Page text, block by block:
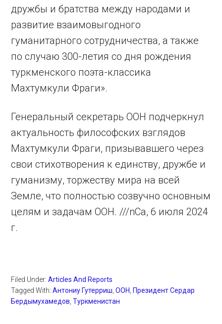
дружбы и братства между народами и
развитие взаимовыгодного
гуманитарного сотрудничества, а также
по случаю 300-летия со дня рождения
туркменского поэта-классика
Махтумкули Фраги».
Генеральный секретарь ООН подчеркнул
актуальность философских взглядов
Махтумкули Фраги, призывавшего через
свои стихотворения к единству, дружбе и
гуманизму, торжеству мира на всей
Земле, что полностью созвучно основным
целям и задачам ООН. ///nCa, 6 июля 2024
г.
Filed Under:Articles And Reports
Tagged With:Антониу Гутерриш,ООН, Президент Сердар
Бердымухамедов,Туркменистан